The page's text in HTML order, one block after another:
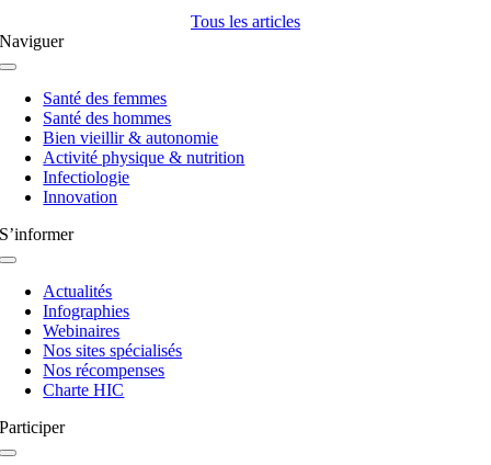
Tous les articles
Naviguer
Navigation
basculeSanté des femmes
Santé des hommes
Bien vieillir & autonomie
Activité physique & nutrition
Infectiologie
Innovation
S’informer
Navigation
basculeActualités
Infographies
Webinaires
Nos sites spécialisés
Nos récompenses
Charte HIC
Participer
Navigation